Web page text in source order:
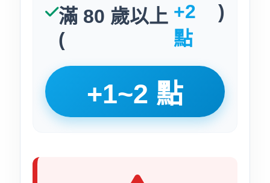
滿 80 歲以上
(
+2
點
)
+1~2 點